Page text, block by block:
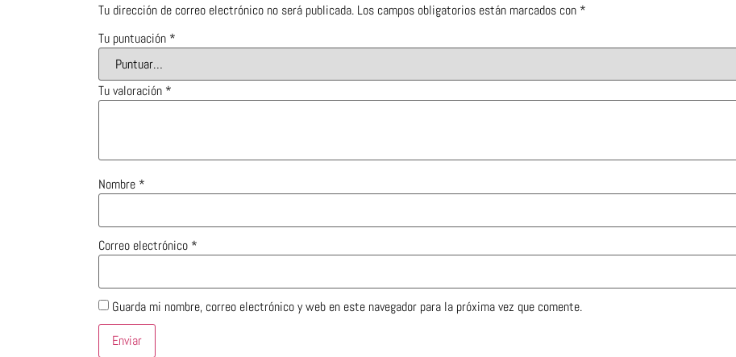
Tu dirección de correo electrónico no será publicada. Los campos obligatorios están marcados con *
Tu puntuación *
Tu valoración *
Nombre *
Correo electrónico *
Guarda mi nombre, correo electrónico y web en este navegador para la próxima vez que comente.